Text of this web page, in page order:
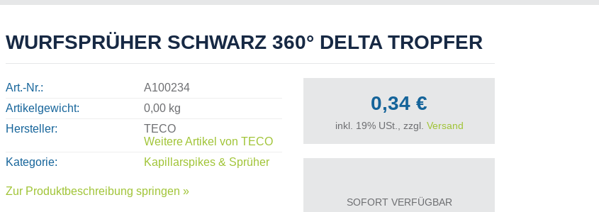
WURFSPRÜHER SCHWARZ 360° DELTA TROPFER
Art.-Nr.
A100234
Artikelgewicht
0,00 kg
Hersteller
TECO
Weitere Artikel von TECO
Kategorie
Kapillarspikes & Sprüher
Zur Produktbeschreibung springen »
0,34 €
inkl. 19% USt., zzgl. Versand
SOFORT VERFÜGBAR